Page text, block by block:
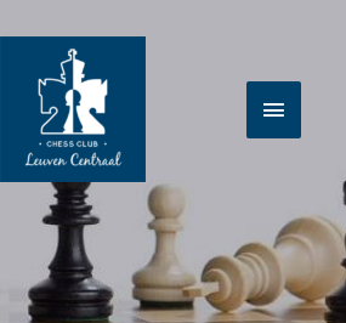
naar
inhoud